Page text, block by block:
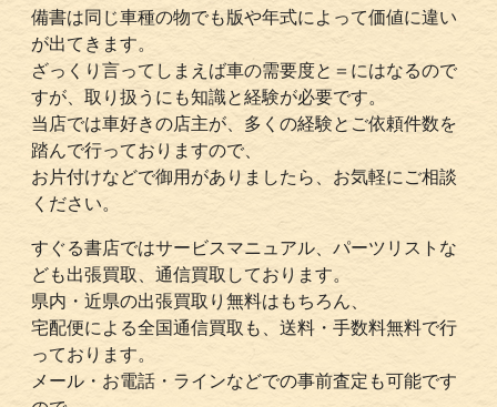
備書は同じ車種の物でも版や年式によって価値に違い
が出てきます。
ざっくり言ってしまえば車の需要度と＝にはなるので
すが、取り扱うにも知識と経験が必要です。
当店では車好きの店主が、多くの経験とご依頼件数を
踏んで行っておりますので、
お片付けなどで御用がありましたら、お気軽にご相談
ください。
すぐる書店ではサービスマニュアル、パーツリストな
ども出張買取、通信買取しております。
県内・近県の出張買取り無料はもちろん、
宅配便による全国通信買取も、送料・手数料無料で行
っております。
メール・お電話・ラインなどでの事前査定も可能です